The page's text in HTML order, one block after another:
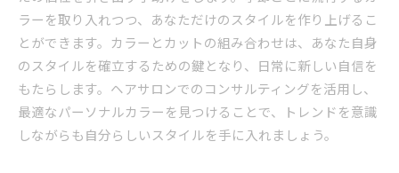
ラーを取り入れつつ、あなただけのスタイルを作り上げるこ
とができます。カラーとカットの組み合わせは、あなた自身
のスタイルを確立するための鍵となり、日常に新しい自信を
もたらします。ヘアサロンでのコンサルティングを活用し、
最適なパーソナルカラーを見つけることで、トレンドを意識
しながらも自分らしいスタイルを手に入れましょう。